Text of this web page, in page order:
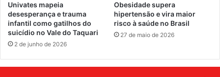
Univates mapeia
desesperança e trauma
infantil como gatilhos do
suicídio no Vale do Taquari
2 de junho de 2026
Obesidade supera
hipertensão e vira maior
risco à saúde no Brasil
27 de maio de 2026